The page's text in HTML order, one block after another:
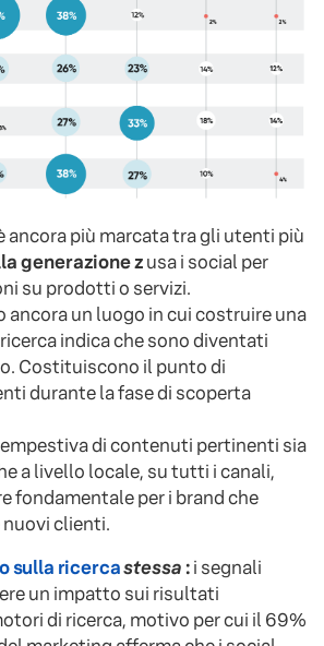
ancora più marcata tra gli utenti più
generazione zusa i social per
su prodotti o servizi.
ancora un luogo in cui costruire una
indica che sono diventati
Costituiscono il punto di
durante la fase di scoperta
di contenuti pertinenti sia
a livello locale, su tutti i canali,
fondamentale per i brand che
clienti.
sulla ricercastessa :i segnali
un impatto sui risultati
di ricerca, motivo per cui il 69%